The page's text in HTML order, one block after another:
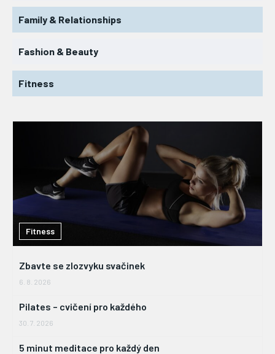
Fitness
Zbavte se zlozvyku svačinek
6. 8. 2026
Pilates – cvičení pro každého
30. 7. 2026
5 minut meditace pro každý den
Family & Relationships
Fashion & Beauty
Fitness